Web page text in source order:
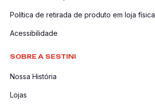
Política de retirada de produto em loja física
Acessibilidade
SOBRE A SESTINI
Nossa História
Lojas